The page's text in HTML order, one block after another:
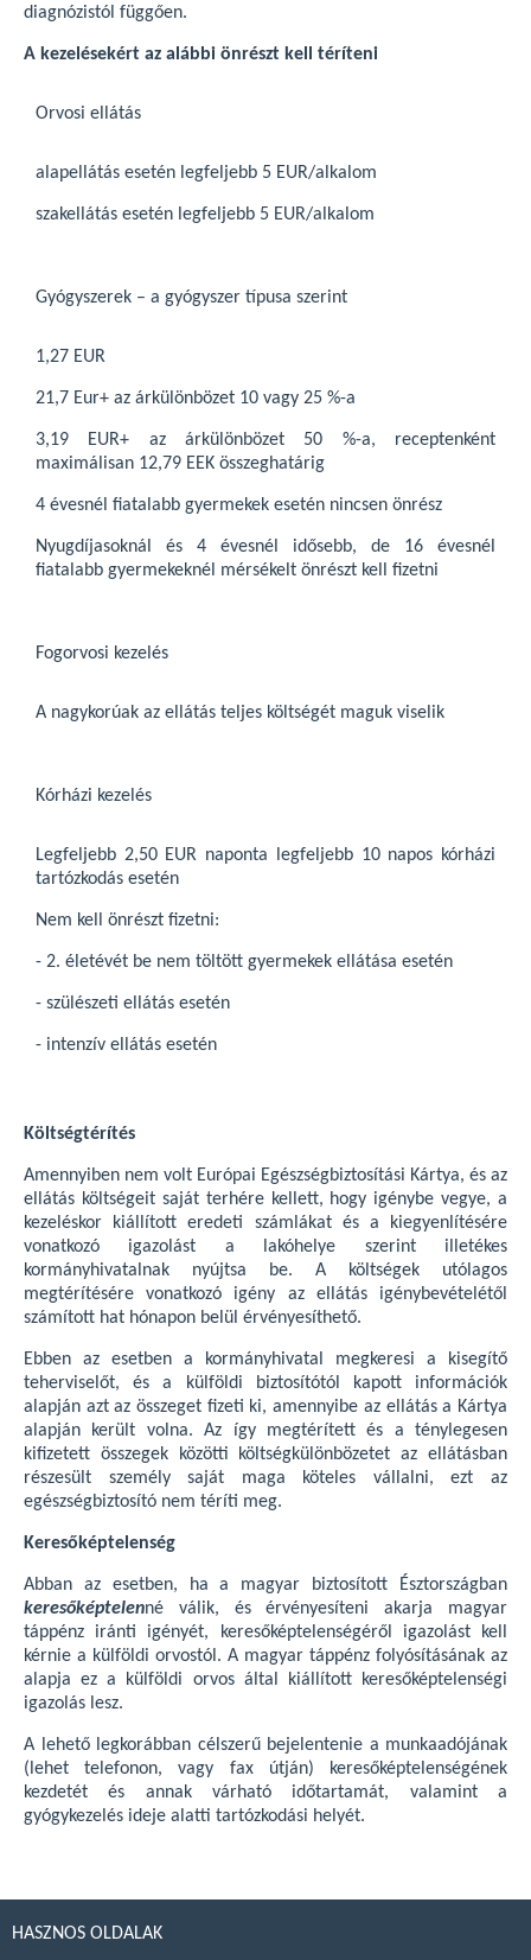
diagnózistól függően.
A kezelésekért az alábbi önrészt kell téríteni
Orvosi ellátás
alapellátás esetén legfeljebb 5 EUR/alkalom
szakellátás esetén legfeljebb 5 EUR/alkalom
Gyógyszerek – a gyógyszer típusa szerint
1,27 EUR
21,7 Eur+ az árkülönbözet 10 vagy 25 %-a
3,19 EUR+ az árkülönbözet 50 %-a, receptenként
maximálisan 12,79 EEK összeghatárig
4 évesnél fiatalabb gyermekek esetén nincsen önrész
Nyugdíjasoknál és 4 évesnél idősebb, de 16 évesnél
fiatalabb gyermekeknél mérsékelt önrészt kell fizetni
Fogorvosi kezelés
A nagykorúak az ellátás teljes költségét maguk viselik
Kórházi kezelés
Legfeljebb 2,50 EUR naponta legfeljebb 10 napos kórházi
tartózkodás esetén
Nem kell önrészt fizetni:
- 2. életévét be nem töltött gyermekek ellátása esetén
- szülészeti ellátás esetén
- intenzív ellátás esetén
Költségtérítés
Amennyiben nem volt Európai Egészségbiztosítási Kártya, és az
ellátás költségeit saját terhére kellett, hogy igénybe vegye, a
kezeléskor kiállított eredeti számlákat és a kiegyenlítésére
vonatkozó igazolást a lakóhelye szerint illetékes
kormányhivatalnak nyújtsa be. A költségek utólagos
megtérítésére vonatkozó igény az ellátás igénybevételétől
számított hat hónapon belül érvényesíthető.
Ebben az esetben a kormányhivatal megkeresi a kisegítő
teherviselőt, és a külföldi biztosítótól kapott információk
alapján azt az összeget fizeti ki, amennyibe az ellátás a Kártya
alapján került volna. Az így megtérített és a ténylegesen
kifizetett összegek közötti költségkülönbözetet az ellátásban
részesült személy saját maga köteles vállalni, ezt az
egészségbiztosító nem téríti meg.
Keresőképtelenség
Abban az esetben, ha a magyar biztosított Észtországban
keresőképtelenné válik, és érvényesíteni akarja magyar
táppénz iránti igényét, keresőképtelenségéről igazolást kell
kérnie a külföldi orvostól. A magyar táppénz folyósításának az
alapja ez a külföldi orvos által kiállított keresőképtelenségi
igazolás lesz.
A lehető legkorábban célszerű bejelentenie a munkaadójának
(lehet telefonon, vagy fax útján) keresőképtelenségének
kezdetét és annak várható időtartamát, valamint a
gyógykezelés ideje alatti tartózkodási helyét.
HASZNOS OLDALAK